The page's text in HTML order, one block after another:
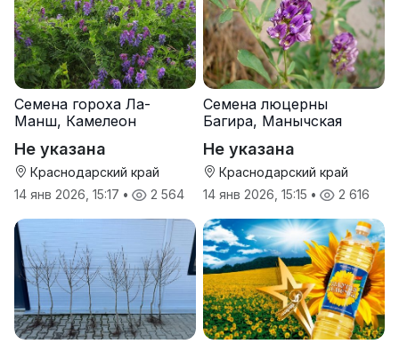
Семена гороха Ла-
Манш, Камелеон
Не указана
Краснодарский край
14 янв 2026, 15:17 • 2 564
Семена люцерны
Багира, Манычская
Не указана
Краснодарский край
14 янв 2026, 15:15 • 2 616